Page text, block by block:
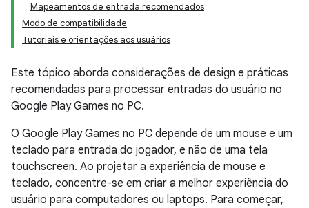
Mapeamentos de entrada recomendados
Modo de compatibilidade
Tutoriais e orientações aos usuários
Este tópico aborda considerações de design e práticas
recomendadas para processar entradas do usuário no
Google Play Games no PC.
O Google Play Games no PC depende de um mouse e um
teclado para entrada do jogador, e não de uma tela
touchscreen. Ao projetar a experiência de mouse e
teclado, concentre-se em criar a melhor experiência do
usuário para computadores ou laptops. Para começar,